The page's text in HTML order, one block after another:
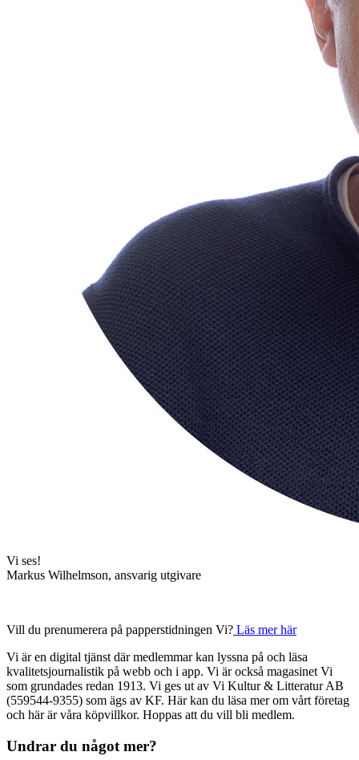
Vi ses!
Markus Wilhelmson, ansvarig utgivare
Vill du prenumerera på papperstidningen Vi? Läs mer här
Vi är en digital tjänst där medlemmar kan lyssna på och läsa
kvalitetsjournalistik på webb och i app. Vi är också magasinet Vi
som grundades redan 1913. Vi ges ut av Vi Kultur & Litteratur AB
(559544-9355) som ägs av KF. Här kan du läsa mer om vårt företag
och här är våra köpvillkor. Hoppas att du vill bli medlem.
Undrar du något mer?